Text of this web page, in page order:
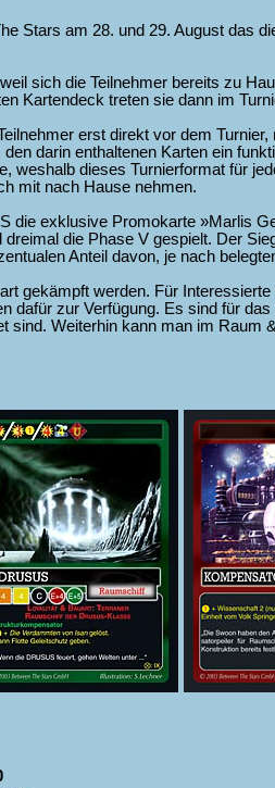
Stars am 28. und 29. August das
sich die Teilnehmer bereits zu
Kartendeck treten sie dann im
erst direkt vor dem
darin enthaltenen Karten ein
dieses Turnierformat für
mit nach Hause nehmen.
die exklusive Promokarte »Marlis
die Phase V gespielt. Der
Anteil davon, je nach
gekämpft werden. Für
dafür zur Verfügung. Es sind für
Weiterhin kann man im